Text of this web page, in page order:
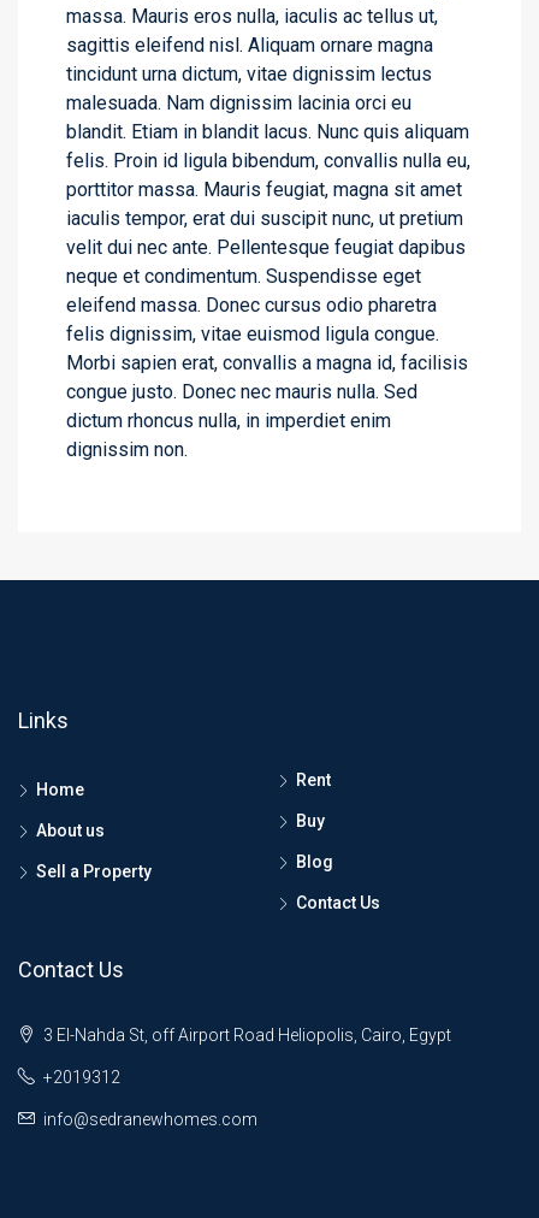
massa. Mauris eros nulla, iaculis ac tellus ut,
sagittis eleifend nisl. Aliquam ornare magna
tincidunt urna dictum, vitae dignissim lectus
malesuada. Nam dignissim lacinia orci eu
blandit. Etiam in blandit lacus. Nunc quis aliquam
felis. Proin id ligula bibendum, convallis nulla eu,
porttitor massa. Mauris feugiat, magna sit amet
iaculis tempor, erat dui suscipit nunc, ut pretium
velit dui nec ante. Pellentesque feugiat dapibus
neque et condimentum. Suspendisse eget
eleifend massa. Donec cursus odio pharetra
felis dignissim, vitae euismod ligula congue.
Morbi sapien erat, convallis a magna id, facilisis
congue justo. Donec nec mauris nulla. Sed
dictum rhoncus nulla, in imperdiet enim
dignissim non.
Links
Home
About us
Sell a Property
Rent
Buy
Blog
Contact Us
Contact Us
3 El-Nahda St, off Airport Road Heliopolis, Cairo, Egypt
+2019312
info@sedranewhomes.com